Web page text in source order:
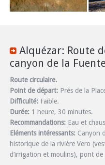
Alquézar: Route
canyon de la Fuente
Route circulaire.
Point de départ: Prés de la
Difficulté: Faible.
Durée: 1 heure, 30 minutes.
Recommandations: Eau et
Eléments intéressants: Canyon
historique de la rivière Vero
d’irrigation et moulins), pont de